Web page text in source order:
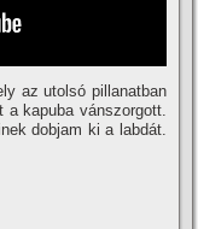
az utolsó pillanatban
a kapuba vánszorgott.
dobjam ki a labdát.